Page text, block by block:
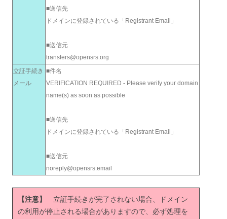
■送信先
ドメインに登録されている「Registrant Email」
■送信元
transfers@opensrs.org
立証手続き
メール
■件名
VERIFICATION REQUIRED - Please verify your domain
name(s) as soon as possible
■送信先
ドメインに登録されている「Registrant Email」
■送信元
noreply@opensrs.email
【注意】 立証手続きが完了されない場合、ドメイン
の利用が停止される場合がありますので、必ず処理を